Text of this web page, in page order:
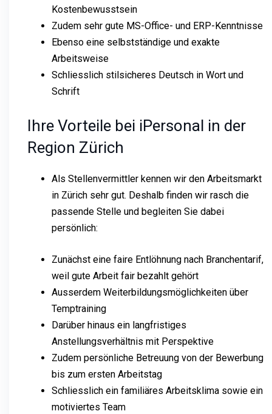
Kostenbewusstsein
Zudem sehr gute MS-Office- und ERP-Kenntnisse
Ebenso eine selbstständige und exakte
Arbeitsweise
Schliesslich stilsicheres Deutsch in Wort und
Schrift
Ihre Vorteile bei iPersonal in der
Region Zürich
Als Stellenvermittler kennen wir den Arbeitsmarkt
in Zürich sehr gut. Deshalb finden wir rasch die
passende Stelle und begleiten Sie dabei
persönlich:
Zunächst eine faire Entlöhnung nach Branchentarif,
weil gute Arbeit fair bezahlt gehört
Ausserdem Weiterbildungsmöglichkeiten über
Temptraining
Darüber hinaus ein langfristiges
Anstellungsverhältnis mit Perspektive
Zudem persönliche Betreuung von der Bewerbung
bis zum ersten Arbeitstag
Schliesslich ein familiäres Arbeitsklima sowie ein
motiviertes Team